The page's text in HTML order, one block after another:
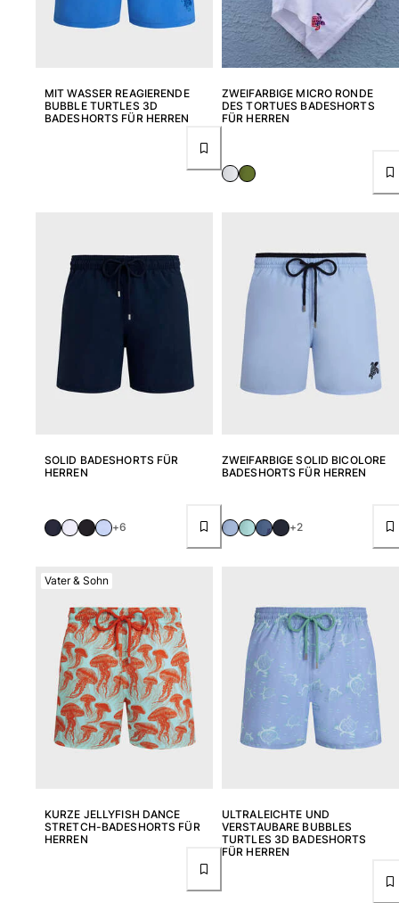
Badeanzug
Bekleidung
Kleider
Sweatshirts
T-Shirts
Loungewear-Kollektion
Alle Bekleidung anzeigen
Yachting collection
Badehose
Babys
Klassische stretch
Klassische dünne Stoffe finden
Bademode Bestickte
Shirt mit UV-Schutz
Magische Badehose
Alle Badehose anzeigen
T-Shirts
Hosen
MIT WASSER REAGIERENDE
BUBBLE TURTLES 3D
BADESHORTS FÜR HERREN
ZWEIFARBIGE MICRO RONDE
DES TORTUES BADESHORTS
FÜR HERREN
SOLID BADESHORTS FÜR
HERREN
+6
ZWEIFARBIGE SOLID BICOLORE
BADESHORTS FÜR HERREN
+2
KURZE JELLYFISH DANCE
STRETCH-BADESHORTS FÜR
HERREN
Vater & Sohn
ULTRALEICHTE UND
VERSTAUBARE BUBBLES
TURTLES 3D BADESHORTS
FÜR HERREN